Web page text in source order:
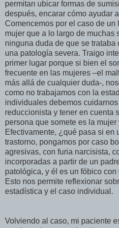
permitan ubicar formas de
después, encarar cómo ayudar
Comencemos por el caso de un
mujer que a lo largo de muchas
ninguna duda de que se
una patología severa. Traigo
primer lugar porque si bien el
frecuente en las mujeres –el
más allá de cualquier duda-,
como no trabajamos con la
individuales debemos
reduccionista y tener en cuenta
persona que somete es la
Efectivamente, ¿qué pasa si en
trastorno, pongamos por caso
agresivas, con furia narcisista,
incorporadas a partir de un
patológica, y él es un fóbico
Esto nos permite reflexionar
estadística y el caso individual.
Volviendo al caso, mi paciente